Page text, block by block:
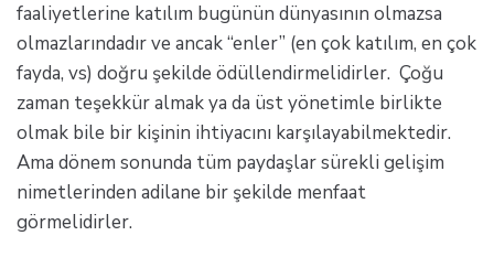
faaliyetlerine katılım bugünün dünyasının olmazsa
olmazlarındadır ve ancak “enler” (en çok katılım, en çok
fayda, vs) doğru şekilde ödüllendirmelidirler. Çoğu
zaman teşekkür almak ya da üst yönetimle birlikte
olmak bile bir kişinin ihtiyacını karşılayabilmektedir.
Ama dönem sonunda tüm paydaşlar sürekli gelişim
nimetlerinden adilane bir şekilde menfaat
görmelidirler.